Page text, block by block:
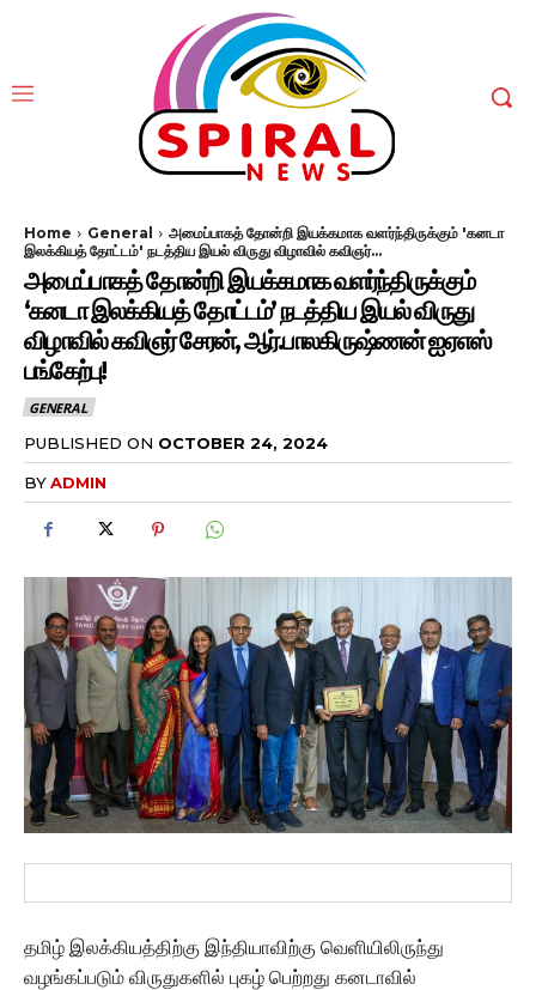
Home General
அமைப்பாகத் தோன்றி இயக்கமாக வளர்ந்திருக்கும் 'கனடா
இலக்கியத் தோட்டம்' நடத்திய இயல் விருது விழாவில் கவிஞர்...
அமைப்பாகத் தோன்றி இயக்கமாக வளர்ந்திருக்கும்
‘கனடா இலக்கியத் தோட்டம்’ நடத்திய இயல் விருது
விழாவில் கவிஞர் சேரன், ஆர்.பாலகிருஷ்ணன் ஐஏஎஸ்
பங்கேற்பு!
GENERAL
PUBLISHED ON OCTOBER 24, 2024
BYADMIN
தமிழ் இலக்கியத்திற்கு இந்தியாவிற்கு வெளியிலிருந்து
வழங்கப்படும் விருதுகளில் புகழ் பெற்றது கனடாவில்